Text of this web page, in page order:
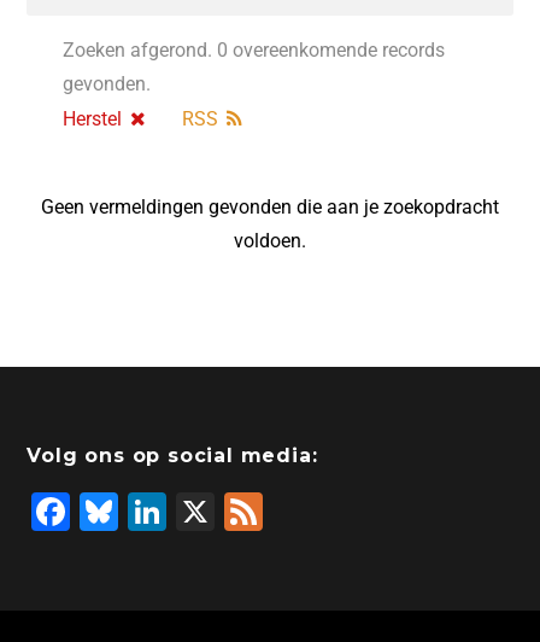
Zoeken afgerond. 0 overeenkomende records
gevonden.
Herstel
RSS
Geen vermeldingen gevonden die aan je zoekopdracht
voldoen.
Volg ons op social media:
F
Bl
Li
X